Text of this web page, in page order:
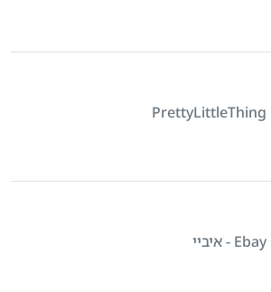
PrettyLittleThing
Ebay - איביי